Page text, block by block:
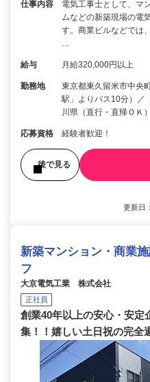
仕事内容
電気工事士として、マ
ムなどの新築現場の電
す。商業ビルなどでは
…
給与 月給320,000円以上
勤務地
東京都東久留米市中央
駅」よりバス10分）／
川県（直行・直帰ＯＫ）
応募資格 経験者歓迎！
後で見る
更新日
新築マンション・商業
フ
大京電気工業 株式会社
正社員
創業40年以上の安心・安定
集！！嬉しい土日祝の完全